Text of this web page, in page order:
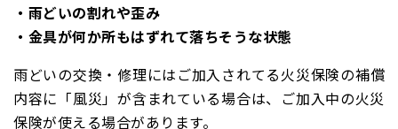
・雨どいの割れや歪み
・金具が何か所もはずれて落ちそうな状態
雨どいの交換・修理にはご加入されてる火災保険の補償
内容に「風災」が含まれている場合は、ご加入中の火災
保険が使える場合があります。